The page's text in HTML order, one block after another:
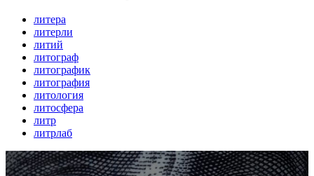
литера
литерли
литий
литограф
литографик
литография
литология
литосфера
литр
литрлаб